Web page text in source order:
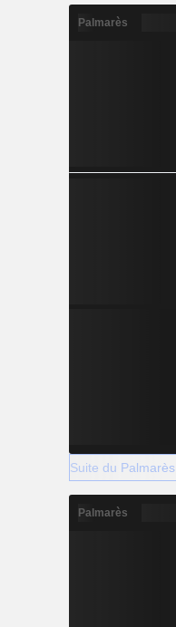
Palmarès
Suite du Palmarès
Palmarès